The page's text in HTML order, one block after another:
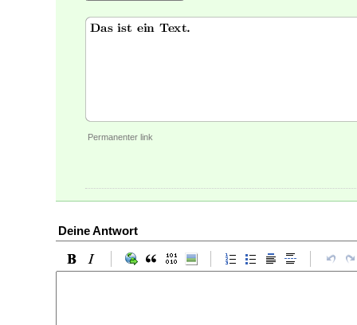
Permanenter link
Deine Antwort